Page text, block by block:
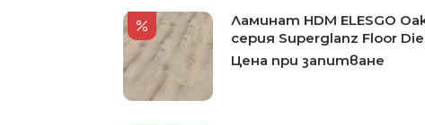
Ламинат HDM ELESGO
серия Superglanz Floor
Цена при запитване